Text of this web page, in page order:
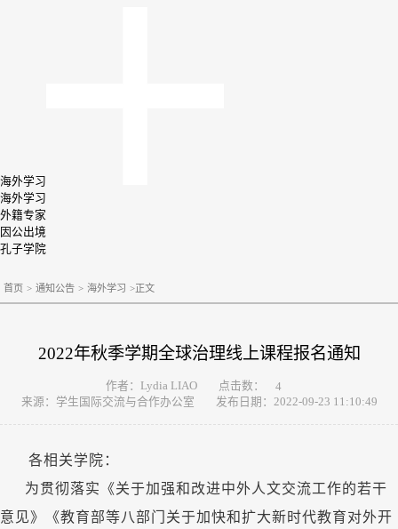
海外学习
海外学习
外籍专家
因公出境
孔子学院
首页 > 通知公告 > 海外学习 >正文
2022年秋季学期全球治理线上课程报名通知
作者：Lydia LIAO 点击数：
4
来源：学生国际交流与合作办公室
发布日期：2022-09-23 11:10:49
各相关学院：
为贯彻落实《关于加强和改进中外人文交流工作的若干
意见》《教育部等八部门关于加快和扩大新时代教育对外开